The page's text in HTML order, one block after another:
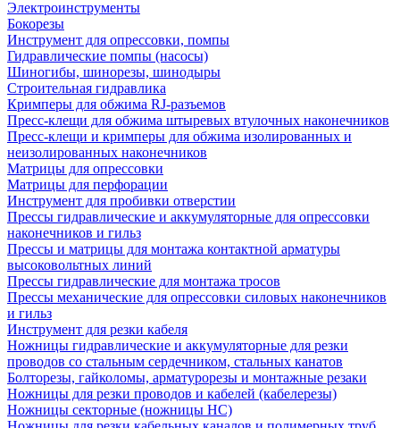
Электроинструменты
Бокорезы
Инструмент для опрессовки, помпы
Гидравлические помпы (насосы)
Шиногибы, шинорезы, шинодыры
Строительная гидравлика
Кримперы для обжима RJ-разъемов
Пресс-клещи для обжима штыревых втулочных наконечников
Пресс-клещи и кримперы для обжима изолированных и
неизолированных наконечников
Матрицы для опрессовки
Матрицы для перфорации
Инструмент для пробивки отверстии
Прессы гидравлические и аккумуляторные для опрессовки
наконечников и гильз
Прессы и матрицы для монтажа контактной арматуры
высоковольтных линий
Прессы гидравлические для монтажа тросов
Прессы механические для опрессовки силовых наконечников
и гильз
Инструмент для резки кабеля
Ножницы гидравлические и аккумуляторные для резки
проводов со стальным сердечником, стальных канатов
Болторезы, гайколомы, арматурорезы и монтажные резаки
Ножницы для резки проводов и кабелей (кабелерезы)
Ножницы секторные (ножницы НС)